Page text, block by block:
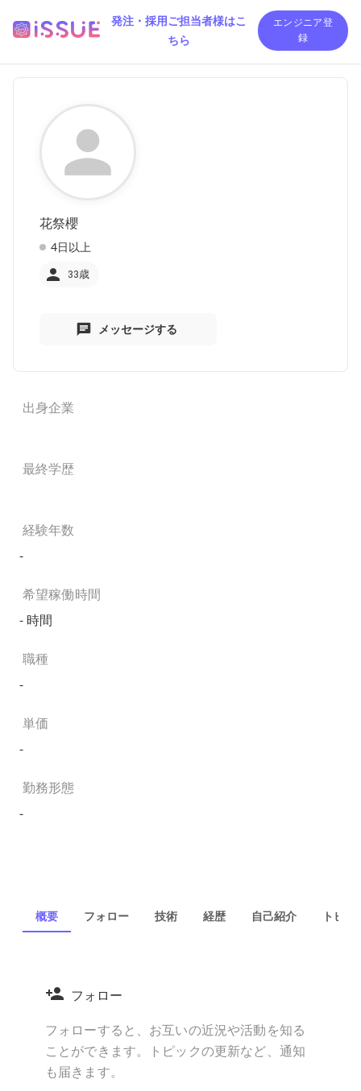
発注・採用ご担当者様はこ
ちら
エンジニア登
録
花祭櫻
4日以上
33歳
メッセージする
出身企業
最終学歴
経験年数
-
希望稼働時間
- 時間
職種
-
単価
-
勤務形態
-
概要 フォロー 技術 経歴 自己紹介 トピッ
フォロー
フォローすると、お互いの近況や活動を知る
ことができます。トピックの更新など、通知
も届きます。